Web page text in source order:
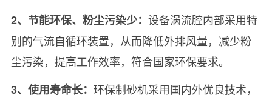
2、节能环保、粉尘污染少： 设备涡流腔内部采用特
别的气流自循环装置，从而降低外排风量，减少粉
尘污染，提高工作效率，符合国家环保要求。
3、使用寿命长： 环保制砂机采用国内外优良技术，